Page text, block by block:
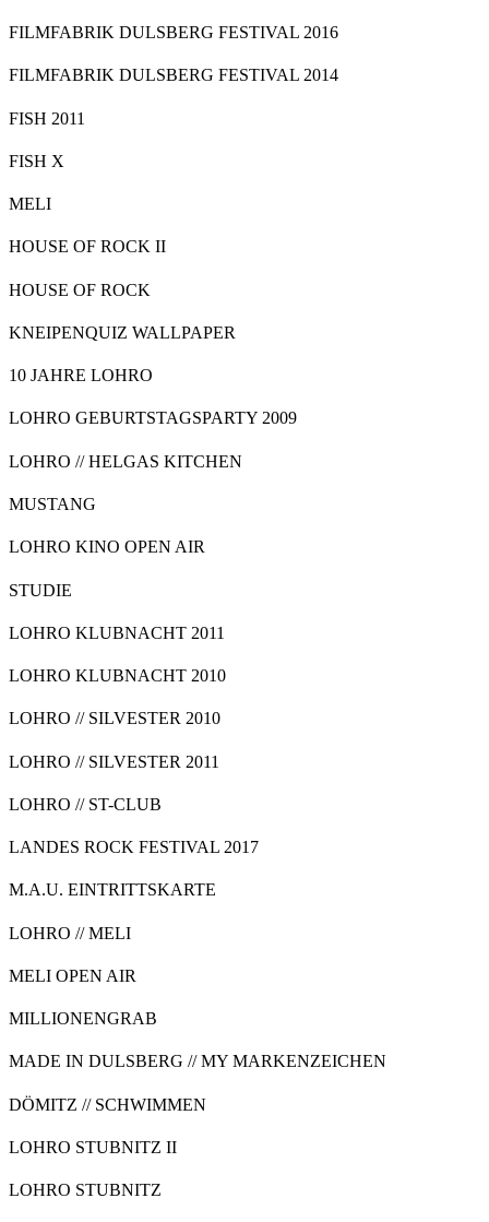
FILMFABRIK DULSBERG FESTIVAL 2016
FILMFABRIK DULSBERG FESTIVAL 2014
FISH 2011
FISH X
MELI
HOUSE OF ROCK II
HOUSE OF ROCK
KNEIPENQUIZ WALLPAPER
10 JAHRE LOHRO
LOHRO GEBURTSTAGSPARTY 2009
LOHRO // HELGAS KITCHEN
MUSTANG
LOHRO KINO OPEN AIR
STUDIE
LOHRO KLUBNACHT 2011
LOHRO KLUBNACHT 2010
LOHRO // SILVESTER 2010
LOHRO // SILVESTER 2011
LOHRO // ST-CLUB
LANDES ROCK FESTIVAL 2017
M.A.U. EINTRITTSKARTE
LOHRO // MELI
MELI OPEN AIR
MILLIONENGRAB
MADE IN DULSBERG // MY MARKENZEICHEN
DÖMITZ // SCHWIMMEN
LOHRO STUBNITZ II
LOHRO STUBNITZ